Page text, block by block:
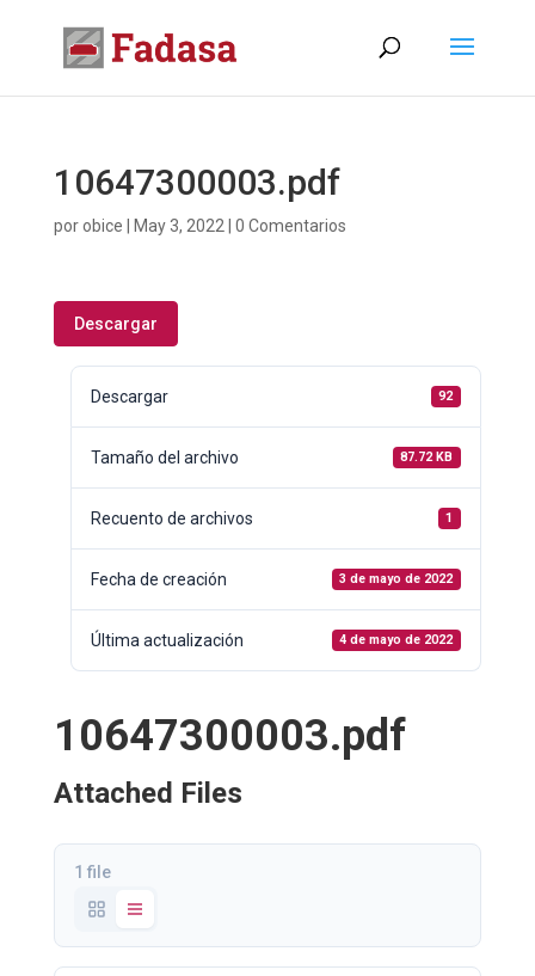
10647300003.pdf
porobice May 3, 2022 0 Comentarios
Descargar
Descargar 92
Tamaño del archivo 87.72 KB
Recuento de archivos 1
Fecha de creación 3 de mayo de 2022
Última actualización 4 de mayo de 2022
10647300003.pdf
Attached Files
1 file